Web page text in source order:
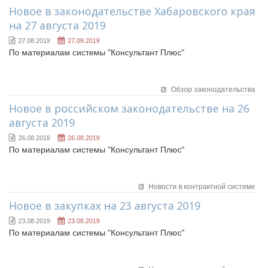
Новое в законодательстве Хабаровского края
на 27 августа 2019
27.08.2019 27.09.2019
По материалам системы "Консультант Плюс"
Обзор законодательства
Новое в российском законодательстве на 26
августа 2019
26.08.2019 26.08.2019
По материалам системы "Консультант Плюс"
Новости в контрактной системе
Новое в закупках на 23 августа 2019
23.08.2019 23.08.2019
По материалам системы "Консультант Плюс"